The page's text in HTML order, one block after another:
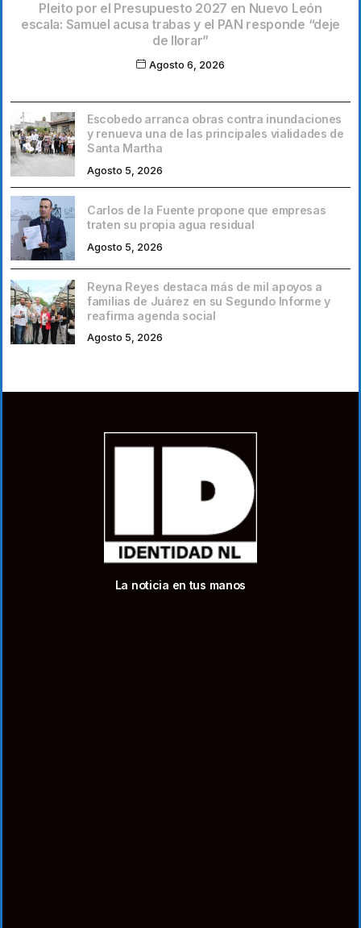
Pleito por el Presupuesto 2027 en Nuevo León
escala: Samuel acusa trabas y el PAN responde “deje
de llorar”
Agosto 6, 2026
Escobedo arranca obras contra inundaciones
y renueva una de las principales vialidades de
Santa Martha
Agosto 5, 2026
Carlos de la Fuente propone que empresas
traten su propia agua residual
Agosto 5, 2026
Reyna Reyes destaca más de mil apoyos a
familias de Juárez en su Segundo Informe y
reafirma agenda social
Agosto 5, 2026
La noticia en tus manos